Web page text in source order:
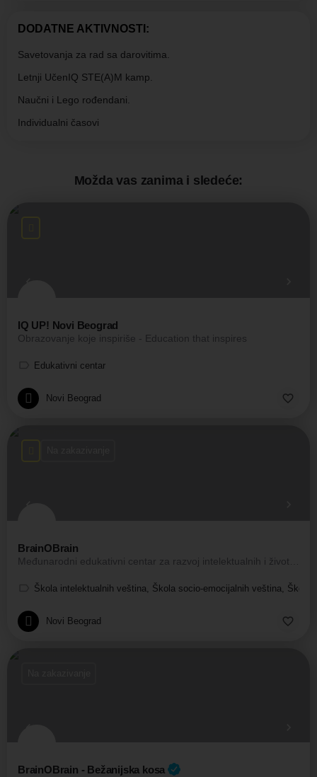
DODATNE AKTIVNOSTI:
Savetovanja za rad sa darovitima.
Letnji UčenIQ STE(A)M kamp.
Naučni i Lego rođendani.
Individualni časovi
Možda vas zanima i sledeće:
IQ UP! Novi Beograd
Obrazovanje koje inspiriše - Education that inspires
Edukativni centar
Novi Beograd
BrainOBrain
Škola intelektualnih veština, Škola socio-emocijalnih veština, Škola
Novi Beograd
BrainOBrain - Bežanijska kosa